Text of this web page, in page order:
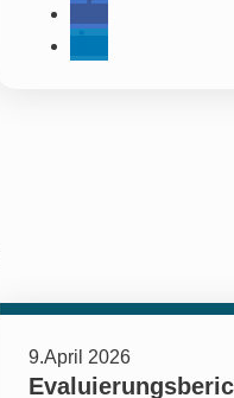
9.April 2026